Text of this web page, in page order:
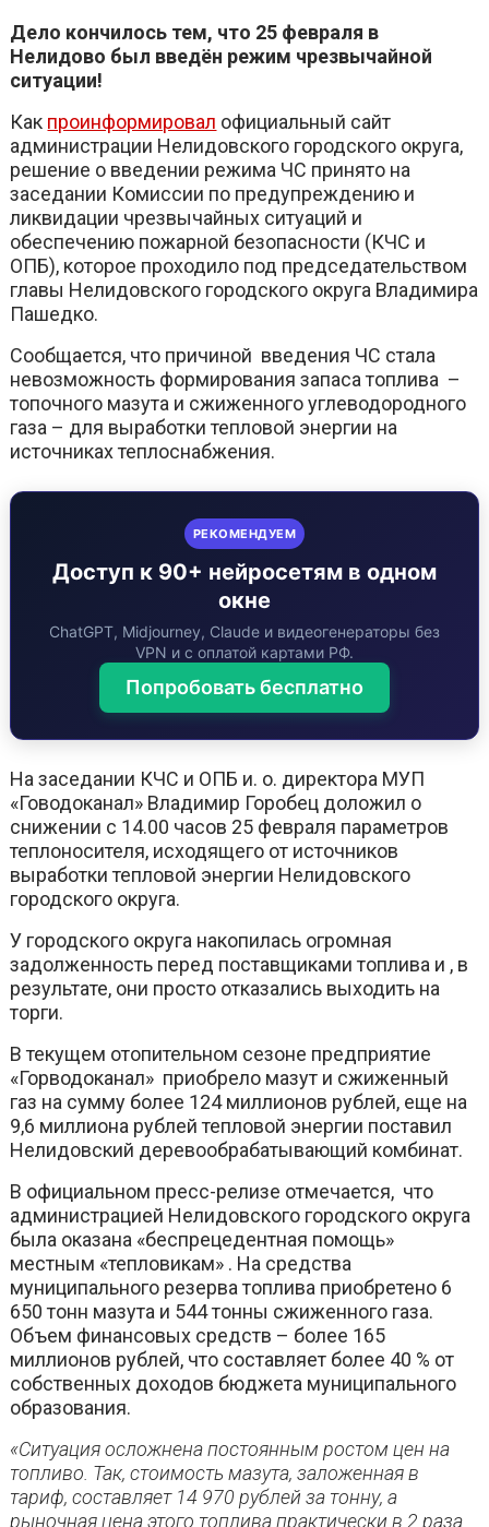
Дело кончилось тем, что 25 февраля в
Нелидово был введён режим чрезвычайной
ситуации!
Как проинформировал официальный сайт
администрации Нелидовского городского округа,
решение о введении режима ЧС принято на
заседании Комиссии по предупреждению и
ликвидации чрезвычайных ситуаций и
обеспечению пожарной безопасности (КЧС и
ОПБ), которое проходило под председательством
главы Нелидовского городского округа Владимира
Пашедко.
Сообщается, что причиной введения ЧС стала
невозможность формирования запаса топлива –
топочного мазута и сжиженного углеводородного
газа – для выработки тепловой энергии на
источниках теплоснабжения.
РЕКОМЕНДУЕМ
Доступ к 90+ нейросетям в одном
окне
ChatGPT, Midjourney, Claude и видеогенераторы без
VPN и с оплатой картами РФ.
Попробовать бесплатно
На заседании КЧС и ОПБ и. о. директора МУП
«Говодоканал» Владимир Горобец доложил о
снижении с 14.00 часов 25 февраля параметров
теплоносителя, исходящего от источников
выработки тепловой энергии Нелидовского
городского округа.
У городского округа накопилась огромная
задолженность перед поставщиками топлива и , в
результате, они просто отказались выходить на
торги.
В текущем отопительном сезоне предприятие
«Горводоканал» приобрело мазут и сжиженный
газ на сумму более 124 миллионов рублей, еще на
9,6 миллиона рублей тепловой энергии поставил
Нелидовский деревообрабатывающий комбинат.
В официальном пресс-релизе отмечается, что
администрацией Нелидовского городского округа
была оказана «беспрецедентная помощь»
местным «тепловикам» . На средства
муниципального резерва топлива приобретено 6
650 тонн мазута и 544 тонны сжиженного газа.
Объем финансовых средств – более 165
миллионов рублей, что составляет более 40 % от
собственных доходов бюджета муниципального
образования.
«Ситуация осложнена постоянным ростом цен на
топливо. Так, стоимость мазута, заложенная в
тариф, составляет 14 970 рублей за тонну, а
рыночная цена этого топлива практически в 2 раза